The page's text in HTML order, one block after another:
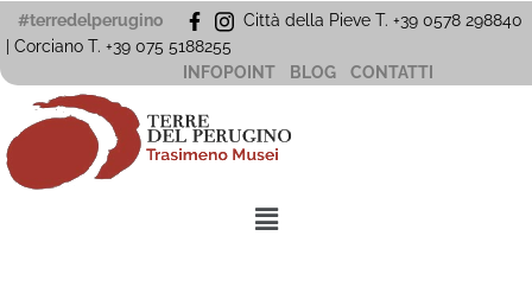
Vai
al
#terredelperugino
Città della Pieve T. +39 0578 298840
| Corciano T. +39 075 5188255
INFOPOINT
BLOG CONTATTI
Menu